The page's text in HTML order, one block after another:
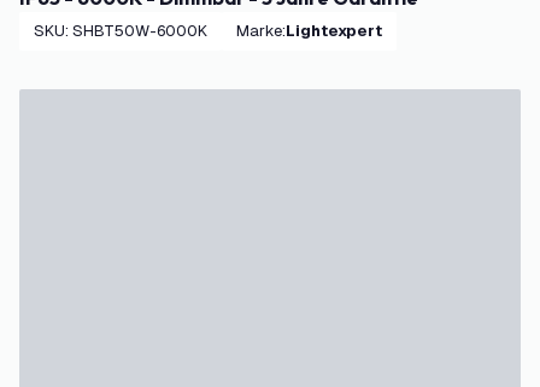
SKU: SHBT50W-6000K Marke: Lightexpert